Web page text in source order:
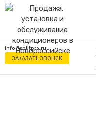
Перейти
содержимому
info@splitpro.ru
ЗАКАЗАТЬ ЗВОНОК